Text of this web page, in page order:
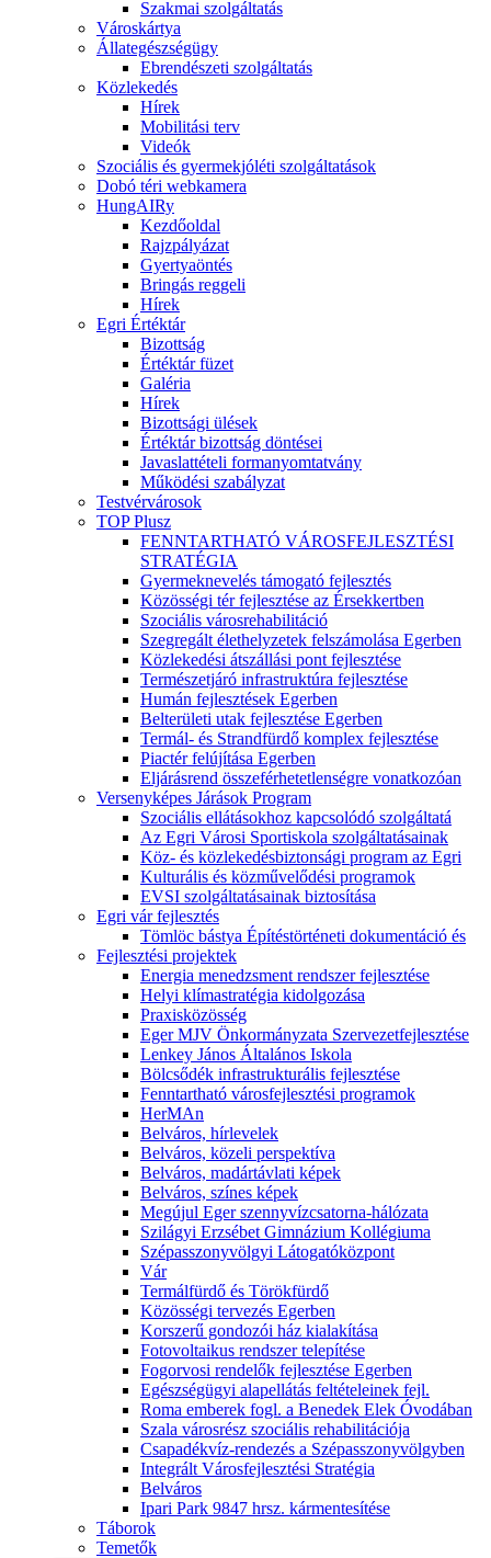
Szakmai szolgáltatás
Városkártya
Állategészségügy
Ebrendészeti szolgáltatás
Közlekedés
Hírek
Mobilitási terv
Videók
Szociális és gyermekjóléti szolgáltatások
Dobó téri webkamera
HungAIRy
Kezdőoldal
Rajzpályázat
Gyertyaöntés
Bringás reggeli
Hírek
Egri Értéktár
Bizottság
Értéktár füzet
Galéria
Hírek
Bizottsági ülések
Értéktár bizottság döntései
Javaslattételi formanyomtatvány
Működési szabályzat
Testvérvárosok
TOP Plusz
FENNTARTHATÓ VÁROSFEJLESZTÉSI
STRATÉGIA
Gyermeknevelés támogató fejlesztés
Közösségi tér fejlesztése az Érsekkertben
Szociális városrehabilitáció
Szegregált élethelyzetek felszámolása Egerben
Közlekedési átszállási pont fejlesztése
Természetjáró infrastruktúra fejlesztése
Humán fejlesztések Egerben
Belterületi utak fejlesztése Egerben
Termál- és Strandfürdő komplex fejlesztése
Piactér felújítása Egerben
Eljárásrend összeférhetetlenségre vonatkozóan
Versenyképes Járások Program
Szociális ellátásokhoz kapcsolódó szolgáltatá
Az Egri Városi Sportiskola szolgáltatásainak
Köz- és közlekedésbiztonsági program az Egri
Kulturális és közművelődési programok
EVSI szolgáltatásainak biztosítása
Egri vár fejlesztés
Tömlöc bástya Építéstörténeti dokumentáció és
Fejlesztési projektek
Energia menedzsment rendszer fejlesztése
Helyi klímastratégia kidolgozása
Praxisközösség
Eger MJV Önkormányzata Szervezetfejlesztése
Lenkey János Általános Iskola
Bölcsődék infrastrukturális fejlesztése
Fenntartható városfejlesztési programok
HerMAn
Belváros, hírlevelek
Belváros, közeli perspektíva
Belváros, madártávlati képek
Belváros, színes képek
Megújul Eger szennyvízcsatorna-hálózata
Szilágyi Erzsébet Gimnázium Kollégiuma
Szépasszonyvölgyi Látogatóközpont
Vár
Termálfürdő és Törökfürdő
Közösségi tervezés Egerben
Korszerű gondozói ház kialakítása
Fotovoltaikus rendszer telepítése
Fogorvosi rendelők fejlesztése Egerben
Egészségügyi alapellátás feltételeinek fejl.
Roma emberek fogl. a Benedek Elek Óvodában
Szala városrész szociális rehabilitációja
Csapadékvíz-rendezés a Szépasszonyvölgyben
Integrált Városfejlesztési Stratégia
Belváros
Ipari Park 9847 hrsz. kármentesítése
Táborok
Temetők